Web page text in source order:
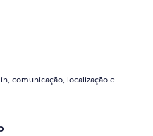
comunicação, localização e